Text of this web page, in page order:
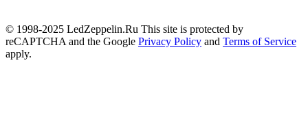
© 1998-2025 LedZeppelin.Ru This site is protected by
reCAPTCHA and the Google Privacy Policy and Terms of Service
apply.